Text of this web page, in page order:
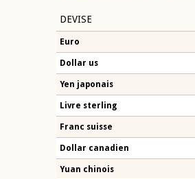
DEVISE
Euro
Dollar us
Yen japonais
Livre sterling
Franc suisse
Dollar canadien
Yuan chinois